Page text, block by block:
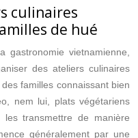
culinaires
de hué
vietnamienne,
des ateliers culinaires
des familles connaissant bien
nem lui, plats végétariens
transmettre de manière
généralement par une